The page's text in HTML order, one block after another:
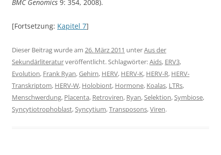
BMC Genomics 9: 354, 2008).
[Fortsetzung: Kapitel 7]
Dieser Beitrag wurde am 26. März 2011 unterAus der
Sekundärliteraturveröffentlicht. Schlagwörter:Aids, ERV3,
Evolution, Frank Ryan,Gehirn, HERV, HERV-K, HERV-R, HERV-
Transkriptom, HERV-W, Holobiont, Hormone, Koalas, LTRs,
Menschwerdung, Placenta, Retroviren, Ryan,Selektion,Symbiose,
Syncytiotrophoblast,Syncytium,Transposons,Viren.